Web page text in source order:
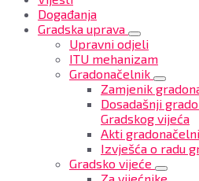
Događanja
Gradska uprava
Upravni odjeli
ITU mehanizam
Gradonačelnik
Zamjenik
Dosadašnji
Gradskog vijeća
Akti
Izvješća o radu
Gradsko vijeće